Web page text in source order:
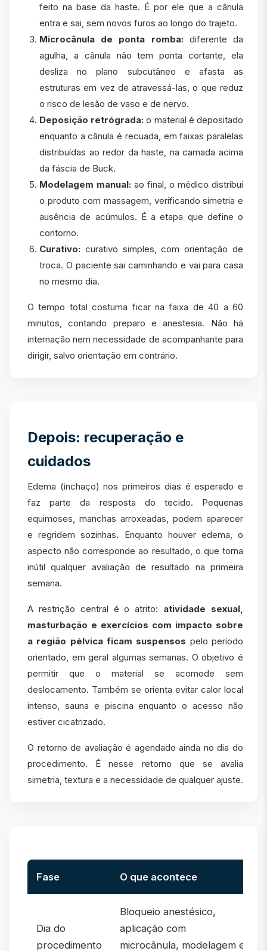
feito na base da haste. É por ele que a cânula
entra e sai, sem novos furos ao longo do trajeto.
Microcânula de ponta romba:diferente da
agulha, a cânula não tem ponta cortante, ela
desliza no plano subcutâneo e afasta as
estruturas em vez de atravessá-las, o que reduz
o risco de lesão de vaso e de nervo.
Deposição retrógrada: o material é depositado
enquanto a cânula é recuada, em faixas paralelas
distribuídas ao redor da haste, na camada acima
da fáscia de Buck.
Modelagem manual: ao final, o médico distribui
o produto com massagem, verificando simetria e
ausência de acúmulos. É a etapa que define o
contorno.
Curativo: curativo simples, com orientação de
troca. O paciente sai caminhando e vai para casa
no mesmo dia.
O tempo total costuma ficar na faixa de 40 a 60
minutos, contando preparo e anestesia. Não há
internação nem necessidade de acompanhante para
dirigir, salvo orientação em contrário.
Depois: recuperação e
cuidados
Edema (inchaço) nos primeiros dias é esperado e
faz parte da resposta do tecido. Pequenas
equimoses, manchas arroxeadas, podem aparecer
e regridem sozinhas. Enquanto houver edema, o
aspecto não corresponde ao resultado, o que torna
inútil qualquer avaliação de resultado na primeira
semana.
A restrição central é o atrito: atividade sexual,
masturbação e exercícios com impacto sobre
a região pélvica ficam suspensos pelo período
orientado, em geral algumas semanas. O objetivo é
permitir que o material se acomode sem
deslocamento. Também se orienta evitar calor local
intenso, sauna e piscina enquanto o acesso não
estiver cicatrizado.
O retorno de avaliação é agendado ainda no dia do
procedimento. É nesse retorno que se avalia
simetria, textura e a necessidade de qualquer ajuste.
Fase O que acontece
Dia do
procedimento
Bloqueio anestésico,
aplicação com
microcânula, modelagem e